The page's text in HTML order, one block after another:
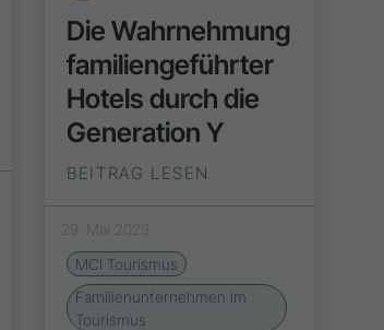
Die Wahrnehmung
familiengeführter
Hotels durch die
Generation Y
BEITRAG LESEN
29. Mai 2023
MCI Tourismus
Familienunternehmen im
Tourismus